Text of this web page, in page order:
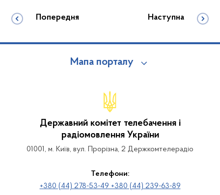
Попередня Наступна
Мапа порталу
Державний комітет телебачення і
радіомовлення України
01001, м. Київ, вул. Прорізна, 2 Держкомтелерадіо
Телефони:
+380 (44) 278-53-49 +380 (44) 239-63-89